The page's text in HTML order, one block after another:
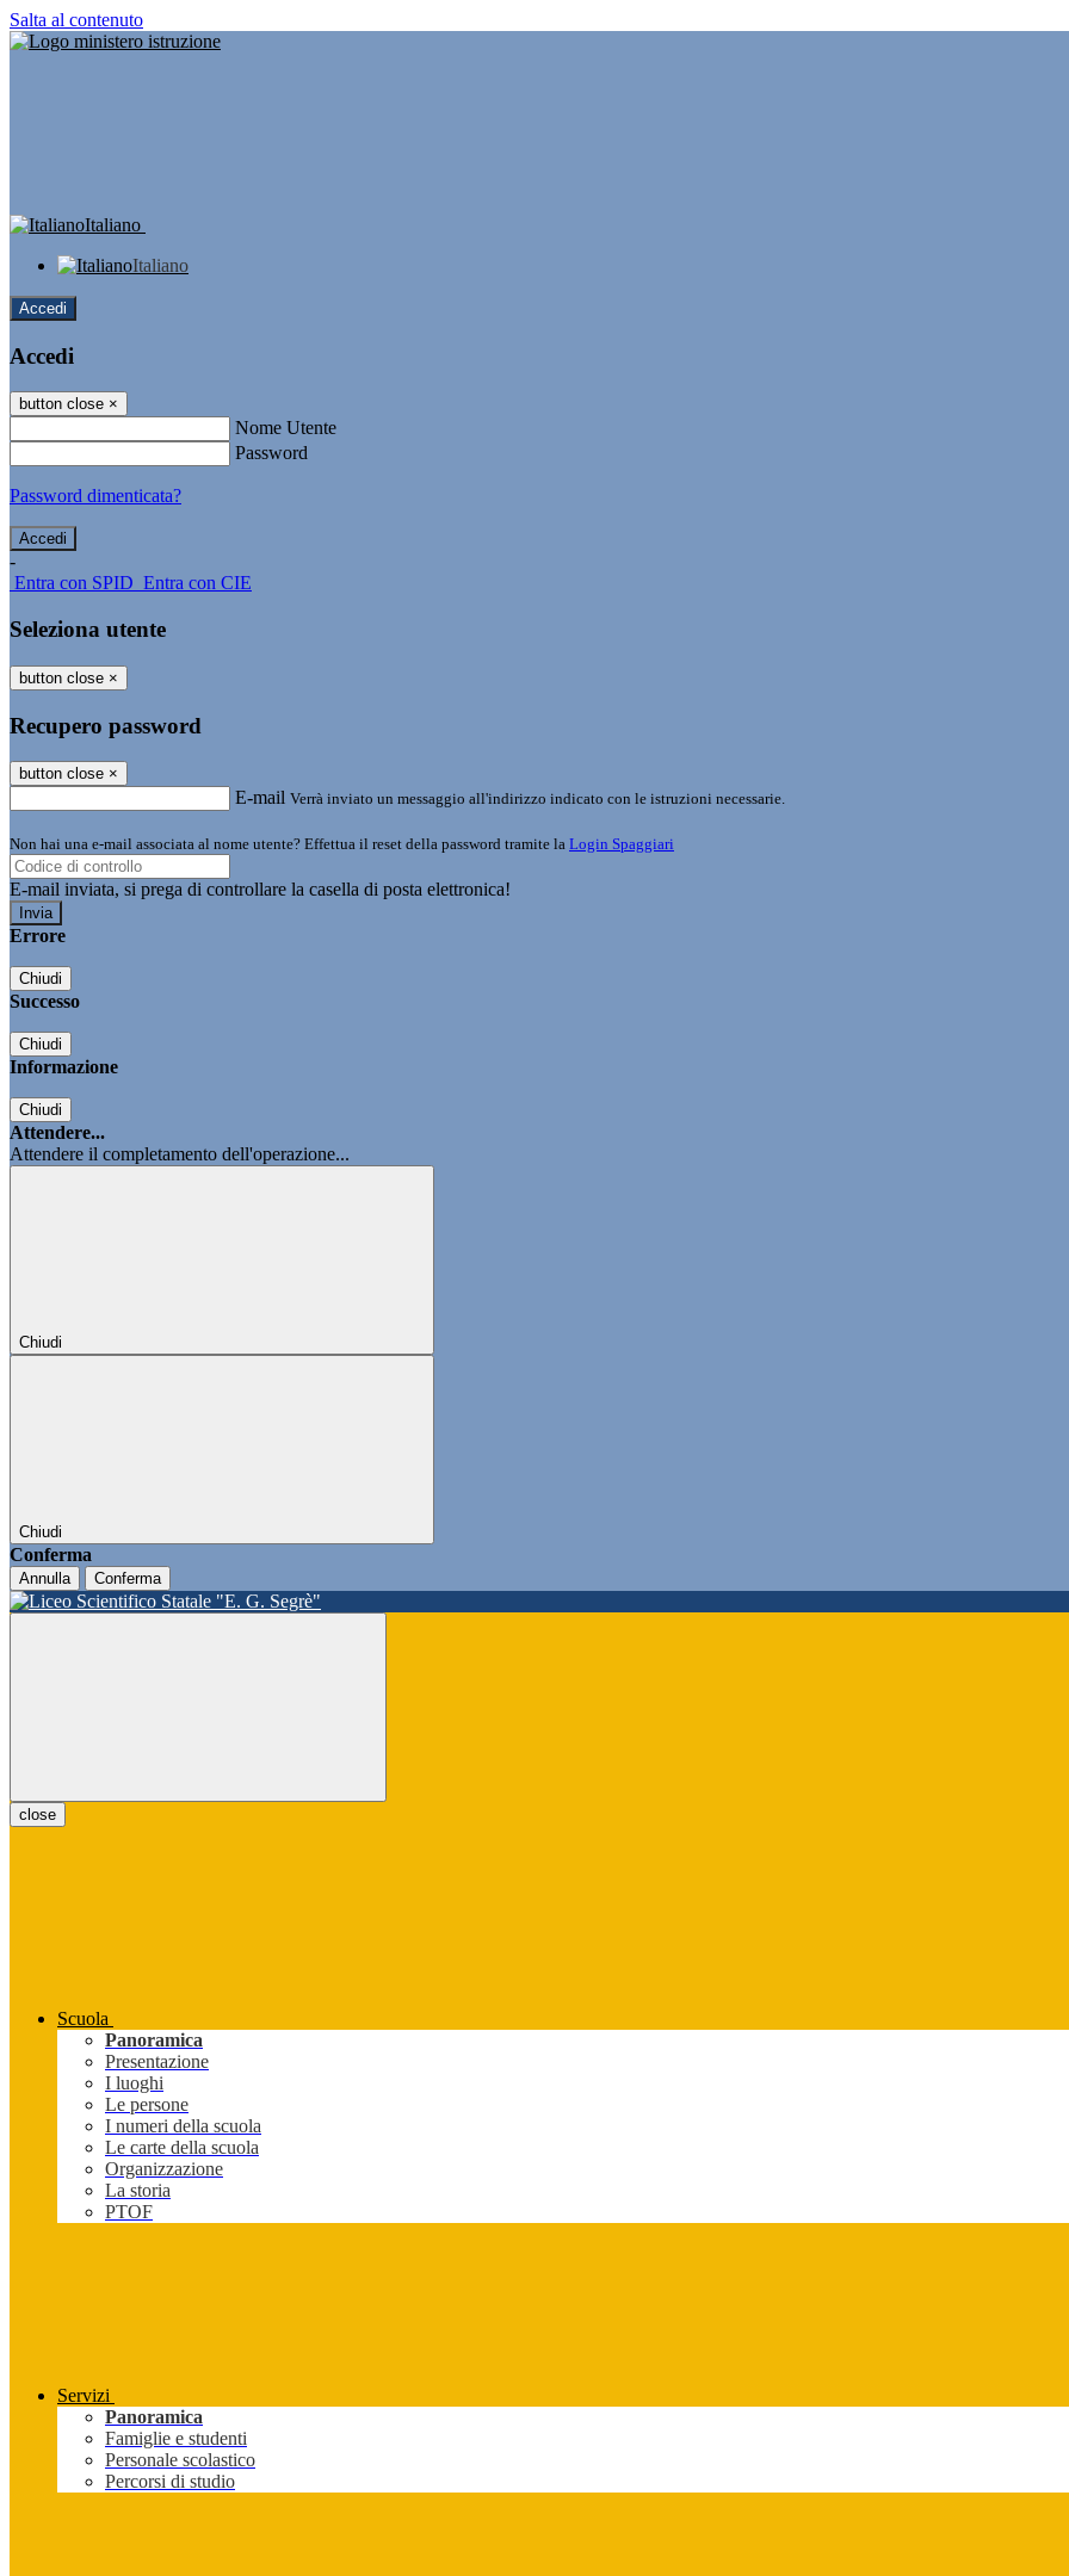
Salta al contenuto
Italiano
Italiano
Accedi
Accedi
button close ×
Nome Utente
Password
Password dimenticata?
-
Entra con SPID Entra con CIE
Seleziona utente
button close ×
Recupero password
button close ×
E-mail Verrà inviato un messaggio all'indirizzo indicato con le istruzioni necessarie.
Non hai una e-mail associata al nome utente? Effettua il reset della password tramite la Login Spaggiari
E-mail inviata, si prega di controllare la casella di posta elettronica!
Errore
Chiudi
Successo
Chiudi
Informazione
Chiudi
Attendere...
Attendere il completamento dell'operazione...
Chiudi
Chiudi
Conferma
Annulla Conferma
close
Scuola
Panoramica
Presentazione
I luoghi
Le persone
I numeri della scuola
Le carte della scuola
Organizzazione
La storia
PTOF
Servizi
Panoramica
Famiglie e studenti
Personale scolastico
Percorsi di studio